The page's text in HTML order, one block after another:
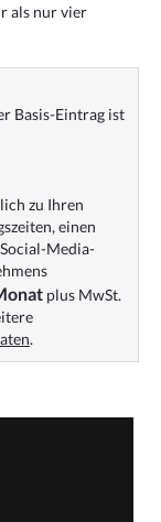
als nur vier
Basis-Eintrag ist
zu Ihren
einen
Media-
plus MwSt.
.